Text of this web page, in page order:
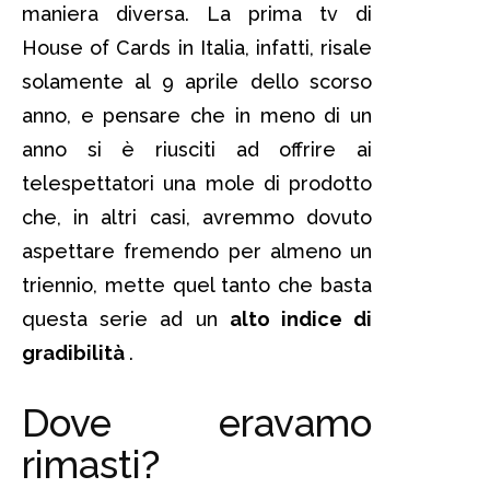
maniera diversa. La prima tv di
House of Cards in Italia, infatti, risale
solamente al 9 aprile dello scorso
anno, e pensare che in meno di un
anno si è riusciti ad offrire ai
telespettatori una mole di prodotto
che, in altri casi, avremmo dovuto
aspettare fremendo per almeno un
triennio, mette quel tanto che basta
questa serie ad un alto indice di
gradibilità .
Dove eravamo
rimasti?